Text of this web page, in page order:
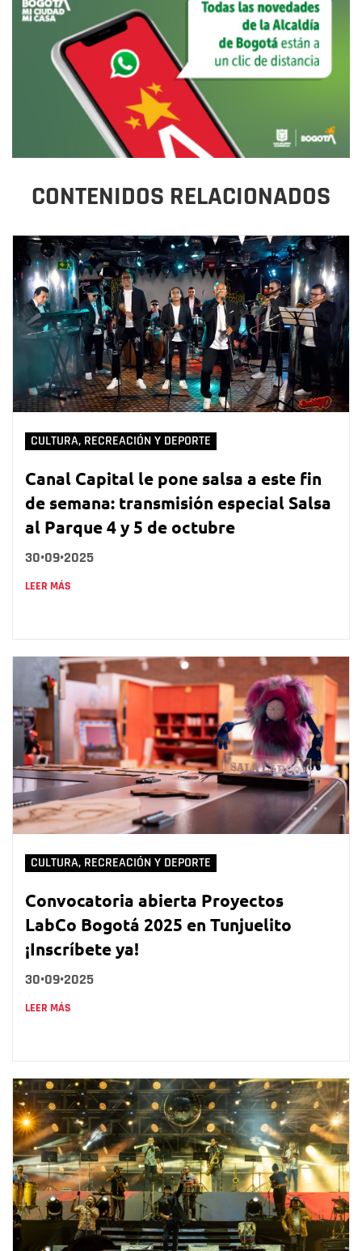
CONTENIDOS RELACIONADOS
CULTURA, RECREACIÓN Y DEPORTE
Canal Capital le pone salsa a este fin
de semana: transmisión especial Salsa
al Parque 4 y 5 de octubre
30•09•2025
LEER MÁS
CULTURA, RECREACIÓN Y DEPORTE
Convocatoria abierta Proyectos
LabCo Bogotá 2025 en Tunjuelito
¡Inscríbete ya!
30•09•2025
LEER MÁS